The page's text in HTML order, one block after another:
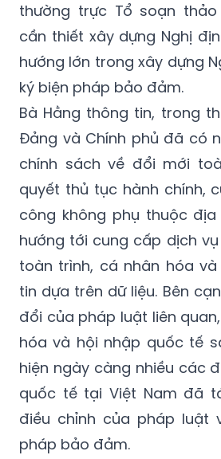
thường trực Tổ soạn
cần thiết xây dựng Nghị
hướng lớn trong xây dựng
ký biện pháp bảo đảm.
Bà Hằng thông tin, trong
Đảng và Chính phủ đã có
chính sách về đổi mới
quyết thủ tục hành chính,
công không phụ thuộc địa
hướng tới cung cấp dịch
toàn trình, cá nhân hóa
tin dựa trên dữ liệu. Bên
đổi của pháp luật liên
hóa và hội nhập quốc tế
hiện ngày càng nhiều các
quốc tế tại Việt Nam đã
điều chỉnh của pháp luật
pháp bảo đảm.